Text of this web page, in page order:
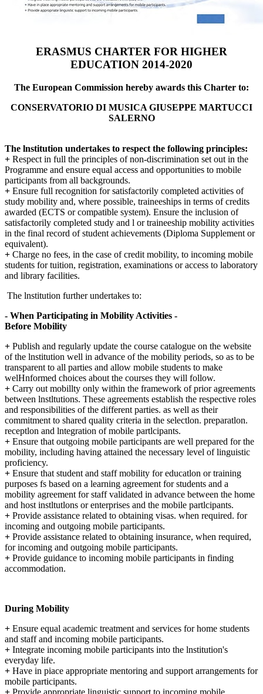
ERASMUS CHARTER FOR HIGHER
EDUCATION 2014-2020
The European Commission hereby awards this Charter to:
CONSERVATORIO DI MUSICA GIUSEPPE MARTUCCI
SALERNO
The lnstitution undertakes to respect the following principles:
+ Respect in full the principles of non-discrimination set out in the
Programme and ensure equal access and opportunities to mobile
participants from all backgrounds.
+ Ensure full recognition for satisfactorily completed activities of
study mobility and, where possible, traineeships in terms of credits
awarded (ECTS or compatible system). Ensure the inclusion of
satisfactorily completed study and l or traineeship mobility activities
in the final record of student achievements (Diploma Supplement or
equivalent).
+ Charge no fees, in the case of credit mobility, to incoming mobile
students for tuition, registration, examinations or access to laboratory
and library facilities.
The lnstitution further undertakes to:
- When Participating in Mobility Activities -
Before Mobility
+ Publish and regularly update the course catalogue on the website
of the lnstitution well in advance of the mobility periods, so as to be
transparent to all parties and allow mobile students to make
welHnformed choices about the courses they will follow.
+ Carry out mobillty only within the framework of prior agreements
between lnstltutions. These agreements establish the respective roles
and responsibilities of the different parties. as well as their
commitment to shared quality criteria in the selectlon. preparatlon.
receptlon and lntegration of mobile partlcipants.
+ Ensure that outgoing mobile participants are well prepared for the
mobility, including having attained the necessary level of linguistic
proficiency.
+ Ensure that student and staff mobility for educatlon or training
purposes fs based on a learning agreement for students and a
mobility agreement for staff validated in advance between the home
and host instltutlons or enterprises and the mobile partlcipants.
+ Provide assistance related to obtaining visas. when required. for
incoming and outgoing mobile participants.
+ Provide assistance related to obtaining insurance, when required,
for incoming and outgoing mobile participants.
+ Provide guidance to incoming mobile participants in finding
accommodation.
During Mobility
+ Ensure equal academic treatment and services for home students
and staff and incoming mobile participants.
+ Integrate incoming mobile participants into the lnstitution's
everyday life.
+ Have in piace appropriate mentoring and support arrangements for
mobile participants.
+ Provide appropriate linguistic support to incoming mobile